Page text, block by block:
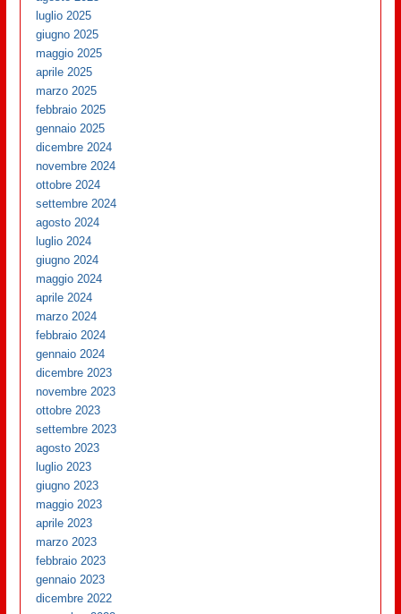
luglio 2025
giugno 2025
maggio 2025
aprile 2025
marzo 2025
febbraio 2025
gennaio 2025
dicembre 2024
novembre 2024
ottobre 2024
settembre 2024
agosto 2024
luglio 2024
giugno 2024
maggio 2024
aprile 2024
marzo 2024
febbraio 2024
gennaio 2024
dicembre 2023
novembre 2023
ottobre 2023
settembre 2023
agosto 2023
luglio 2023
giugno 2023
maggio 2023
aprile 2023
marzo 2023
febbraio 2023
gennaio 2023
dicembre 2022